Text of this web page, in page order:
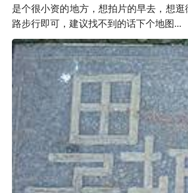
是个很小资的地方，想拍片的早去，想
路步行即可，建议找不到的话下个地图...